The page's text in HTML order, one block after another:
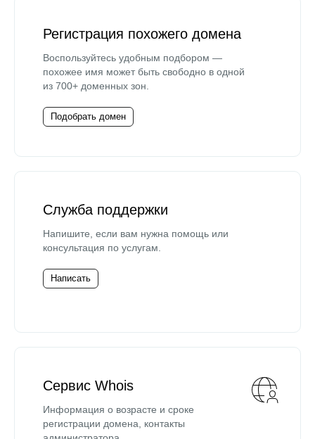
Регистрация похожего домена
Воспользуйтесь удобным подбором —
похожее имя может быть свободно в одной
из 700+ доменных зон.
Подобрать домен
Служба поддержки
Напишите, если вам нужна помощь или
консультация по услугам.
Написать
Сервис Whois
Информация о возрасте и сроке
регистрации домена, контакты